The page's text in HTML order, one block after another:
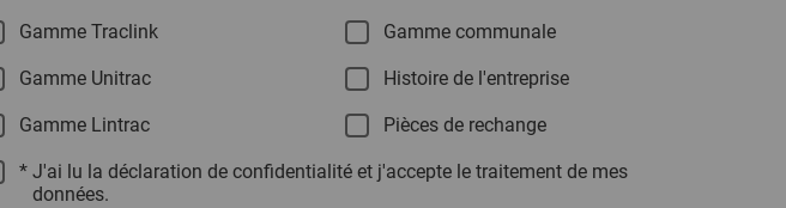
Gamme Traclink
Gamme communale
Gamme Unitrac Histoire de l'entreprise
Gamme Lintrac Pièces de rechange
* J'ai lu la déclaration de confidentialité et j'accepte le traitement de mes
données.